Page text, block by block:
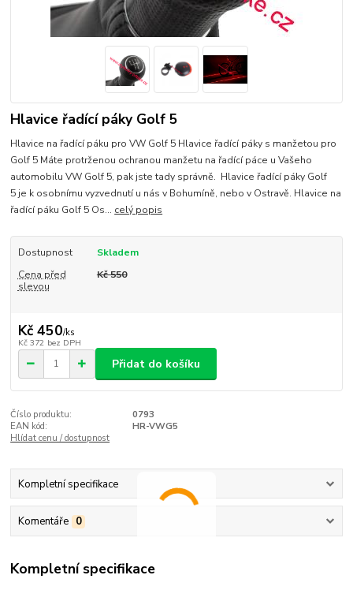
Hlavice řadící páky Golf 5
Hlavice na řadící páku pro VW Golf 5 Hlavice řadící páky s manžetou pro
Golf 5 Máte protrženou ochranou manžetu na řadící páce u Vašeho
automobilu VW Golf 5, pak jste tady správně. Hlavice řadící páky Golf
5 je k osobnímu vyzvednutí u nás v Bohumíně, nebo v Ostravě. Hlavice na
řadící páku Golf 5 Os... celý popis
Dostupnost
Skladem
Cena před
slevou
Kč 550
Kč 450/ks
Kč 372 bez DPH
Přidat do košíku
Číslo produktu:
0793
EAN kód:
HR-VWG5
Hlídat cenu / dostupnost
Kompletní specifikace
Komentáře 0
Kompletní specifikace